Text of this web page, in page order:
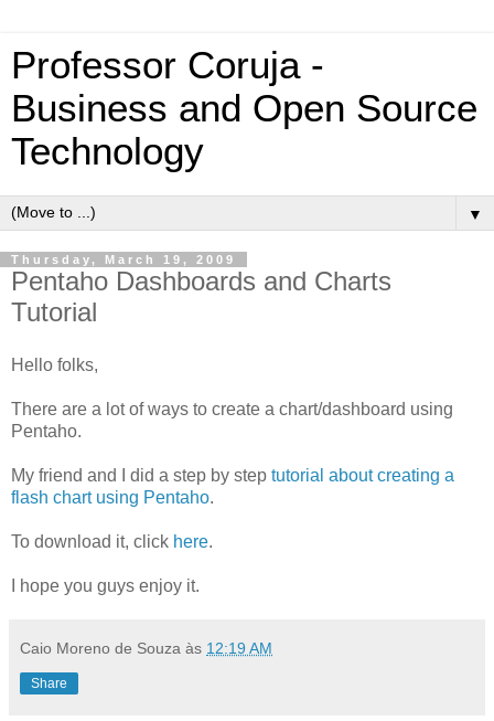
Professor Coruja -
Business and Open Source
Technology
▼
Thursday, March 19, 2009
Pentaho Dashboards and Charts
Tutorial
Hello folks,
There are a lot of ways to create a chart/dashboard using
Pentaho.
My friend and I did a step by step tutorial about creating a
flash chart using Pentaho.
To download it, click here.
I hope you guys enjoy it.
Caio Moreno de Souza às 12:19 AM
Share